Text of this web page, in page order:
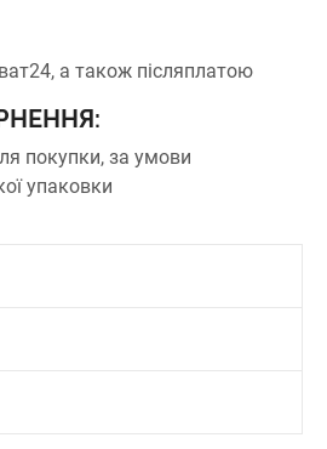
а також післяплатою
покупки, за умови
упаковки